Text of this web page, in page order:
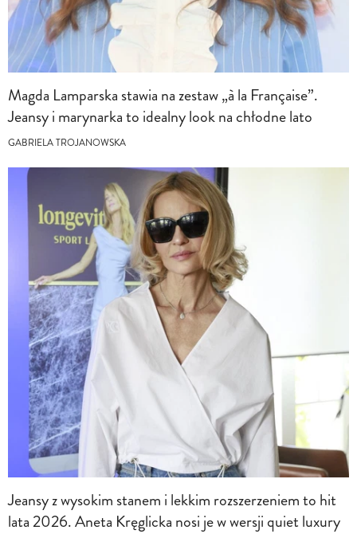
Magda Lamparska stawia na zestaw „à la Française”.
Jeansy i marynarka to idealny look na chłodne lato
GABRIELA TROJANOWSKA
Jeansy z wysokim stanem i lekkim rozszerzeniem to hit
lata 2026. Aneta Kręglicka nosi je w wersji quiet luxury